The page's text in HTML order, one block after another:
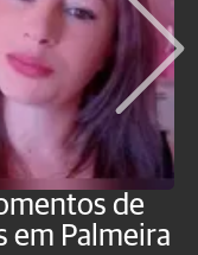
de
em Palmeira